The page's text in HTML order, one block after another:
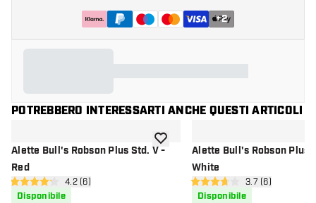
+2
POTREBBERO INTERESSARTI ANCHE QUESTI ARTICOLI
Alette Bull's Robson Plus Std. V -
Red
apri pannello recensioni
4.2 stelle di valutazione
4.2 (6)
Disponibile
aggiungi alla lista dei desideri
Alette Bull's Robson Plus
White
apri pannello
3.7 stelle di valutazione
3.7 (6)
Disponibile